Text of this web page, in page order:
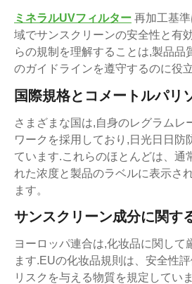
ミネラルUVフィルター 再加工基
域でサンスクリーンの安全性と有
らの規制を理解することは,製品品
のガイドラインを遵守するのに役
国際規格とコメートルパリ
さまざまな国は,自身のレグラムレ
ワークを採用しており,日光日日防
ています.これらのほとんどは、通
れた浓度と製品のラベルに表示さ
ます。
サンスクリーン成分に関す
ヨーロッパ連合は,化妆品に関して
ます.EUの化妆品規則は、安全性
リスクを与える物質を規定していま